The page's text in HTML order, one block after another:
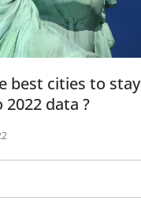
best cities to stay
data ?